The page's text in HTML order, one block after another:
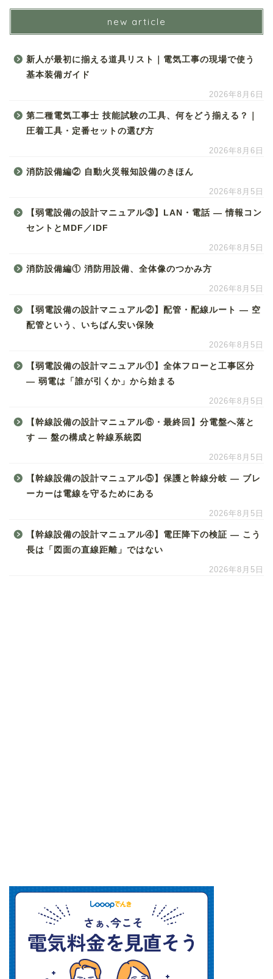
new article
新人が最初に揃える道具リスト｜電気工事の現場で使う
基本装備ガイド
2026年8月6日
第二種電気工事士 技能試験の工具、何をどう揃える？｜
圧着工具・定番セットの選び方
2026年8月6日
消防設備編② 自動火災報知設備のきほん
2026年8月5日
【弱電設備の設計マニュアル③】LAN・電話 ― 情報コン
セントとMDF／IDF
2026年8月5日
消防設備編① 消防用設備、全体像のつかみ方
2026年8月5日
【弱電設備の設計マニュアル②】配管・配線ルート ― 空
配管という、いちばん安い保険
2026年8月5日
【弱電設備の設計マニュアル①】全体フローと工事区分
― 弱電は「誰が引くか」から始まる
2026年8月5日
【幹線設備の設計マニュアル⑥・最終回】分電盤へ落と
す ― 盤の構成と幹線系統図
2026年8月5日
【幹線設備の設計マニュアル⑤】保護と幹線分岐 ― ブレ
ーカーは電線を守るためにある
2026年8月5日
【幹線設備の設計マニュアル④】電圧降下の検証 ― こう
長は「図面の直線距離」ではない
2026年8月5日